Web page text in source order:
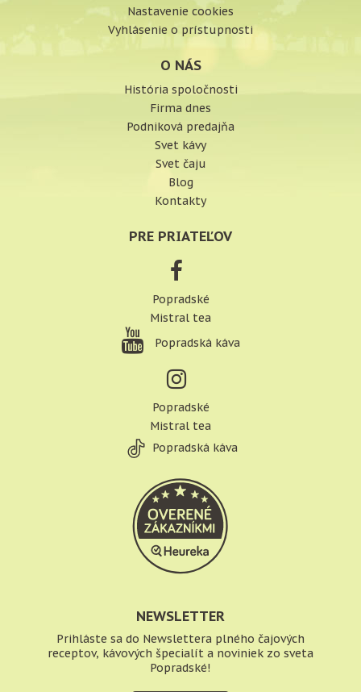
Nastavenie cookies
Vyhlásenie o prístupnosti
O NÁS
História spoločnosti
Firma dnes
Podniková predajňa
Svet kávy
Svet čaju
Blog
Kontakty
PRE PRIATEĽOV
Popradské
Mistral tea
Popradská káva
Popradské
Mistral tea
Popradská káva
NEWSLETTER
Prihláste sa do Newslettera plného čajových
receptov, kávových špecialít a noviniek zo sveta
Popradské!